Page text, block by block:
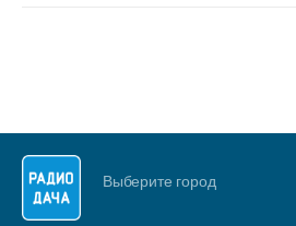
Выберите город